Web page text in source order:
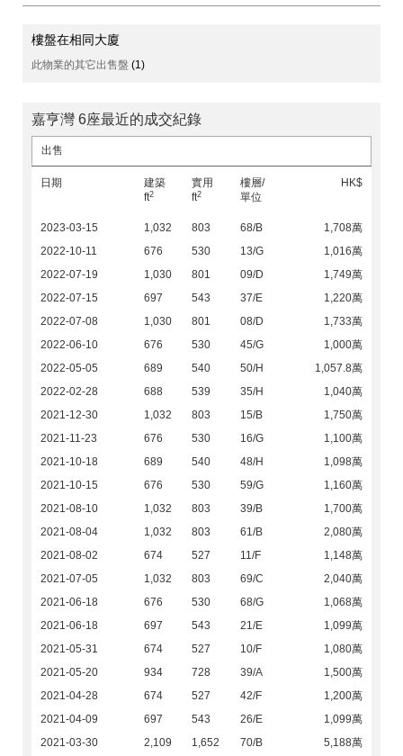
樓盤在相同大廈
此物業的其它出售盤 (1)
嘉亨灣 6座最近的成交紀錄
出售
日期
建築
ft2
實用
ft2
樓層/
單位
HK$
2023-03-15 1,032 803 68/B
1,708萬
2022-10-11
676 530 13/G
1,016萬
2022-07-19
1,030 801 09/D
1,749萬
2022-07-15
697 543 37/E
1,220萬
2022-07-08
1,030 801 08/D
1,733萬
2022-06-10
676 530 45/G
1,000萬
2022-05-05
689 540 50/H
1,057.8萬
2022-02-28
688 539 35/H
1,040萬
2021-12-30
1,032 803 15/B
1,750萬
2021-11-23
676 530 16/G
1,100萬
2021-10-18
689 540 48/H
1,098萬
2021-10-15
676 530 59/G
1,160萬
2021-08-10
1,032 803 39/B
1,700萬
2021-08-04
1,032 803 61/B
2,080萬
2021-08-02
674 527 11/F
1,148萬
2021-07-05
1,032 803 69/C
2,040萬
2021-06-18
676 530 68/G
1,068萬
2021-06-18
697 543 21/E
1,099萬
2021-05-31
674 527 10/F
1,080萬
2021-05-20
934 728 39/A
1,500萬
2021-04-28
674 527 42/F
1,200萬
2021-04-09
697 543 26/E
1,099萬
2021-03-30
2,109 1,652 70/B 5,188萬